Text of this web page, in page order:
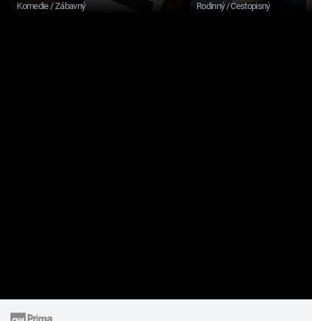
Komedie / Zábavný Rodinný / Cestopisný